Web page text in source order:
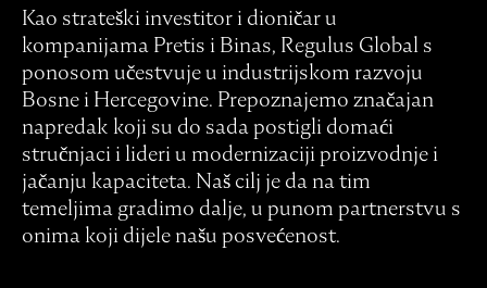
Kao strateški investitor i dioničar u
kompanijama Pretis i Binas, Regulus Global s
ponosom učestvuje u industrijskom razvoju
Bosne i Hercegovine. Prepoznajemo značajan
napredak koji su do sada postigli domaći
stručnjaci i lideri u modernizaciji proizvodnje i
jačanju kapaciteta. Naš cilj je da na tim
temeljima gradimo dalje, u punom partnerstvu s
onima koji dijele našu posvećenost.